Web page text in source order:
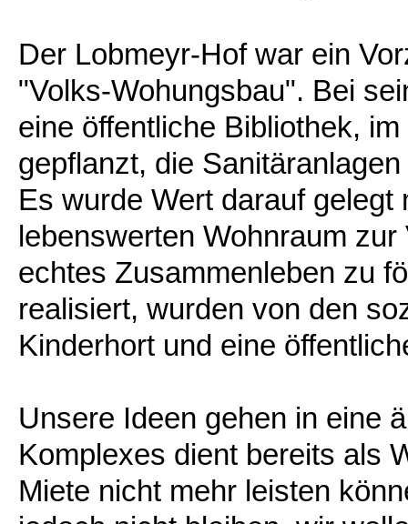
Der Lobmeyr-Hof war ein
"Volks-Wohungsbau". Bei
eine öffentliche Bibliothek,
gepflanzt, die
Es wurde Wert darauf
lebenswerten Wohnraum
echtes Zusammenleben zu
realisiert, wurden von den
Kinderhort und eine
Unsere Ideen gehen in eine
Komplexes dient bereits als
Miete nicht mehr leisten